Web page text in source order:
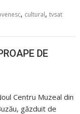
, cultural,tvsat
DE
Centru Muzeal din
găzduit de